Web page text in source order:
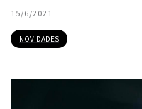
15/6/2021
NOVIDADES